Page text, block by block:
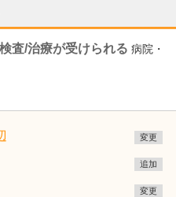
査/治療が受けられる 病院・
変更
追加
変更